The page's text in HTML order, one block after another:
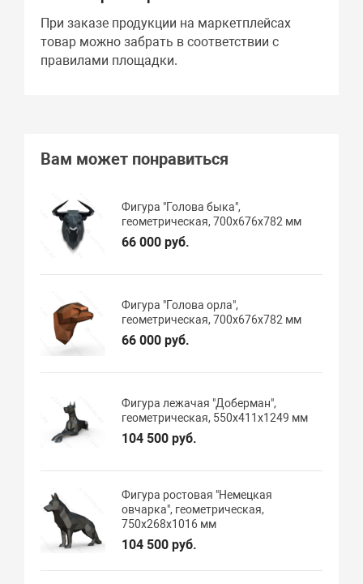
При заказе продукции на маркетплейсах
товар можно забрать в соответствии с
правилами площадки.
Вам может понравиться
Фигура "Голова быка",
геометрическая, 700х676х782 мм
66 000 руб.
Фигура "Голова орла",
геометрическая, 700х676х782 мм
66 000 руб.
Фигура лежачая "Доберман",
геометрическая, 550х411х1249 мм
104 500 руб.
Фигура ростовая "Немецкая
овчарка", геометрическая,
750х268х1016 мм
104 500 руб.